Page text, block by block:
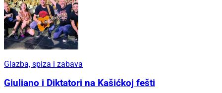
Glazba, spiza i zabava
Giuliano i Diktatori na Kašićkoj fešti